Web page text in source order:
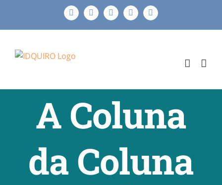
o
FacebookInstagram
X LinkedIn
E-
A Coluna
da Coluna